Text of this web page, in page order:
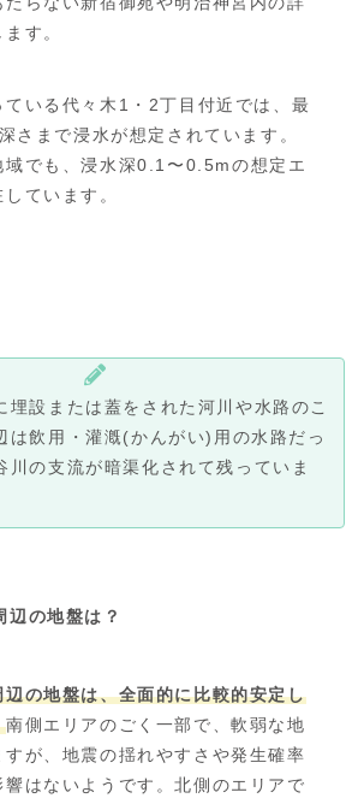
す。
ている代々木1・2丁目付近では、最
さまで浸水が想定されています。
域でも、浸水深0.1〜0.5mの想定エ
ています。
埋設または蓋をされた河川や水路のこ
は飲用・灌漑(かんがい)用の水路だっ
川の支流が暗渠化されて残っていま
辺の地盤は？
辺の地盤は、全面的に比較的安定し
南側エリアのごく一部で、軟弱な地
すが、地震の揺れやすさや発生確率
響はないようです。北側のエリアで